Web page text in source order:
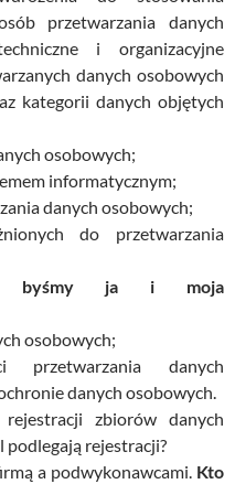
przetwarzania danych
i organizacyjne
danych osobowych
kategorii danych objętych
osobowych;
informatycznym;
danych osobowych;
do przetwarzania
byśmy ja i moja
osobowych;
przetwarzania danych
danych osobowych.
zbiorów danych
rejestracji?
a podwykonawcami. Kto